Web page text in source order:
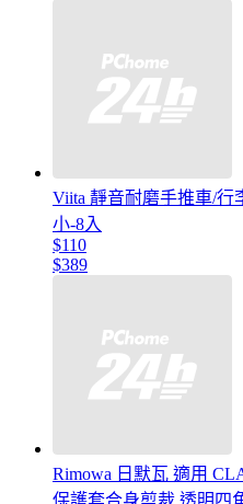
Viita 靜音耐磨手推車/行
小-8入
$110
$389
Rimowa 日默瓦 適用